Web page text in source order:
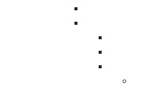
آموزش جدول ضرب
سودوکو
تقویت هوش ریاضی
آموزش ریاضی با قصه